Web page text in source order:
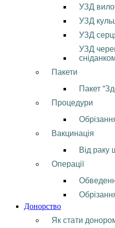
УЗД
УЗД
УЗД
УЗД
Пакети
Пакет
Процедури
Вакцинація
Від раку
Операції
Донорство
Як стати